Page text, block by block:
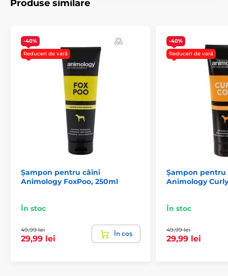
Șampoane pentru câini Animology
Produse similare
-40%
Reduceri de vară
Șampon pentru câini
Animology FoxPoo, 250ml
În stoc
49,99 lei
29,99 lei
În coș
-40%
Reduceri de vară
Șampon pentru
Animology
În stoc
49,99 lei
29,99 lei